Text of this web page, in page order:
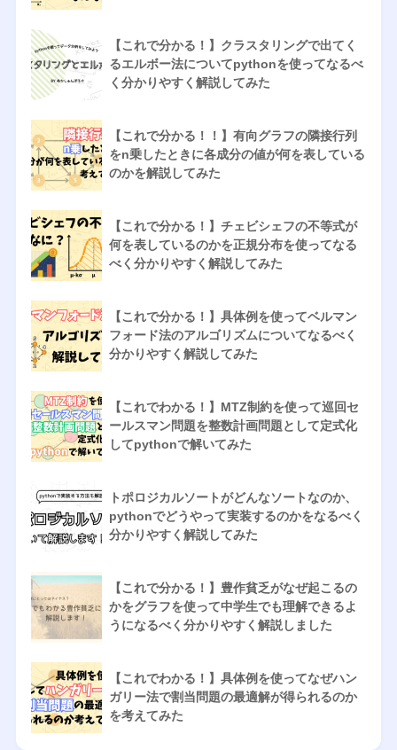
【これで分かる！】クラスタリングで出てく
るエルボー法についてpythonを使ってなるべ
く分かりやすく解説してみた
【これで分かる！！】有向グラフの隣接行列
をn乗したときに各成分の値が何を表している
のかを解説してみた
【これで分かる！】チェビシェフの不等式が
何を表しているのかを正規分布を使ってなる
べく分かりやすく解説してみた
【これで分かる！】具体例を使ってベルマン
フォード法のアルゴリズムについてなるべく
分かりやすく解説してみた
【これでわかる！】MTZ制約を使って巡回セ
ールスマン問題を整数計画問題として定式化
してpythonで解いてみた
トポロジカルソートがどんなソートなのか、
pythonでどうやって実装するのかをなるべく
分かりやすく解説してみた
【これで分かる！】豊作貧乏がなぜ起こるの
かをグラフを使って中学生でも理解できるよ
うになるべく分かりやすく解説しました
【これでわかる！】具体例を使ってなぜハン
ガリー法で割当問題の最適解が得られるのか
を考えてみた